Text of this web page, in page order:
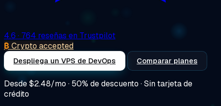
4.6 · 764 reseñas en Trustpilot
₿ Crypto accepted
Despliega un VPS de DevOps Comparar planes
Desde$2.48/mo · 50% de descuento · Sin tarjeta de
crédito